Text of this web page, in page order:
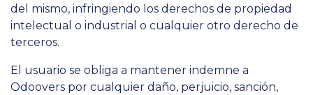
del mismo, infringiendo los derechos de propiedad
intelectual o industrial o cualquier otro derecho de
terceros.
El usuario se obliga a mantener indemne a
Odoovers por cualquier daño, perjuicio, sanción,